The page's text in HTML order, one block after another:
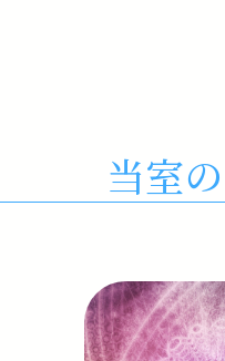
当室